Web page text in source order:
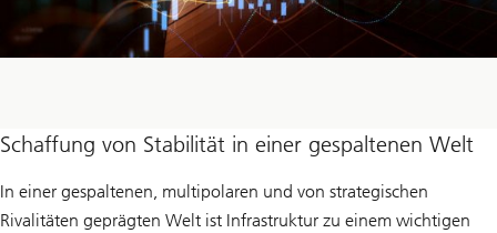
Schaffung von Stabilität in einer gespaltenen Welt
In einer gespaltenen, multipolaren und von strategischen
Rivalitäten geprägten Welt ist Infrastruktur zu einem wichtigen